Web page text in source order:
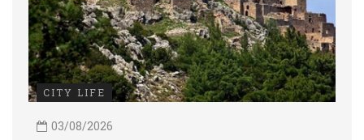
CITY LIFE
03/08/2026